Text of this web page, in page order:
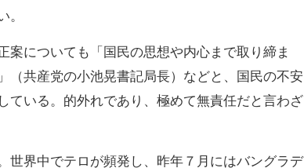
。
についても「国民の思想や内心まで取り締ま
（共産党の小池晃書記局長）などと、国民の不安
ている。的外れであり、極めて無責任だと言わざ
界中でテロが頻発し、昨年７月にはバングラデ